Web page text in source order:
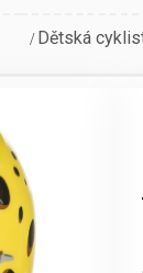
Dětská